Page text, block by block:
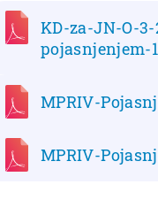
KD-za-JN-O-
pojasnjenjem-
MPRIV-
MPRIV-